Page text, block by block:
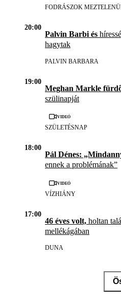
FODRÁSZOK
20:00
Palvin Barbi és
hagytak
PALVIN BARBARA
19:00
Meghan Markle
szülinapját
Videó
SZÜLETÉSNAP
18:00
Pál Dénes:
ennek a problémának”
Videó
VÍZHIÁNY
17:00
46 éves volt, holtan
mellékágában
DUNA